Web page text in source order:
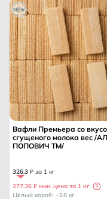
Вафли Премьера со
сгущеного молока вес /
ПОПОВИЧ ТМ/
326.3 ₽ за 1 кг
277.36 ₽ мин. цена за 1 кг
Целый короб: ~3.6 кг